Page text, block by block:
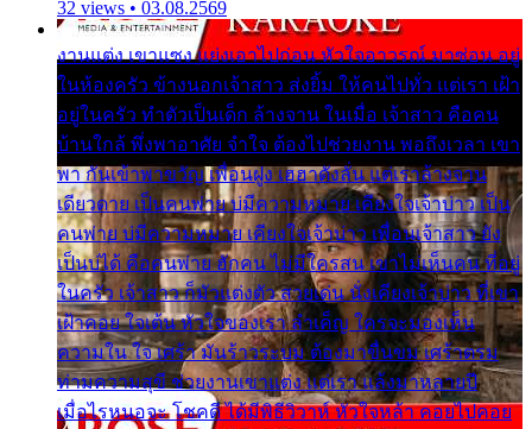
32 views • 03.08.2569
งานแต่ง เขาแซง แย่งเอาไปก่อน หัวใจอาวรณ์ มาซ่อน อยู่
ในห้องครัว ข้างนอกเจ้าสาว ส่งยิ้ม ให้คนไปทั่ว แต่เรา เฝ้า
อยู่ในครัว ทำตัวเป็นเด็ก ล้างจาน ในเมื่อ เจ้าสาว คือคน
บ้านใกล้ พึ่งพาอาศัย จำใจ ต้องไปช่วยงาน พอถึงเวลา เขา
พา กันเข้าพาขวัญ เพื่อนฝูง เฮฮาดังลั่น แต่เราล้างจาน
เดียวดาย เป็นคนพ่าย บ่มีความหมาย เคียงใจเจ้าบ่าว เป็น
คนพ่าย บ่มีความหมาย เคียงใจเจ้าบ่าว เพื่อนเจ้าสาว ยัง
เป็นบ่ได้ คือคนพ่าย ฮักคน ไม่มีใครสน เขาไม่เห็นคน ที่อยู่
ในครัว เจ้าสาว ก็มัวแต่งตัว สวยเด่น นั่งเคียงเจ้าบ่าว ที่เขา
เฝ้าคอย ใจเต้น หัวใจของเรา ลำเค็ญ ใครจะมองเห็น
ความใน ใจ เศร้า มันร้าวระบม ต้องมาขื่นขม เศร้าตรม
ท่ามความสุขี ช่วยงานเขาแต่ง แต่เรา แล้งมาหลายปี
เมื่อไรหนอจะ โชคดี ได้มีพิธีวิวาห์ หัวใจหล้า คอยไปคอย